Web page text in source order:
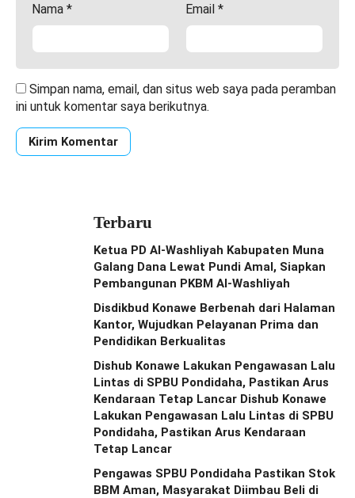
Nama * Email *
Simpan nama, email, dan situs web saya pada peramban
ini untuk komentar saya berikutnya.
Terbaru
Ketua PD Al-Washliyah Kabupaten Muna
Galang Dana Lewat Pundi Amal, Siapkan
Pembangunan PKBM Al-Washliyah
Disdikbud Konawe Berbenah dari Halaman
Kantor, Wujudkan Pelayanan Prima dan
Pendidikan Berkualitas
Dishub Konawe Lakukan Pengawasan Lalu
Lintas di SPBU Pondidaha, Pastikan Arus
Kendaraan Tetap Lancar Dishub Konawe
Lakukan Pengawasan Lalu Lintas di SPBU
Pondidaha, Pastikan Arus Kendaraan
Tetap Lancar
Pengawas SPBU Pondidaha Pastikan Stok
BBM Aman, Masyarakat Diimbau Beli di